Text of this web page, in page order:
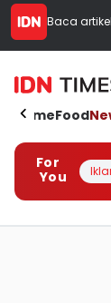
Baca artikel
HomeFood
For
You